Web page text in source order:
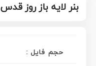
بنر لایه باز روز قدس
حجم فایل :